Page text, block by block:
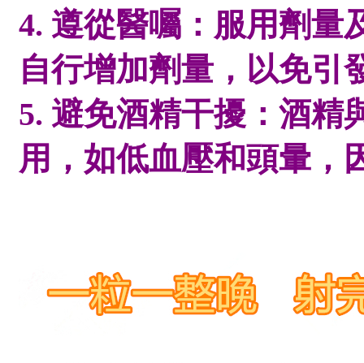
4. 遵從醫囑：服用劑量
自行增加劑量，以免
5. 避免酒精干擾：酒精
用，如低血壓和頭暈，